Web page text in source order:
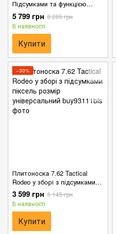
Підсумками та функцією
швидкого скидання +
Подарунок шеврон і карабін
мультикам
5 799 грн 8 285 грн
В наявності
Купити
−30%
Плитоноска 7.62 Tactical
Rodeo у зборі з підсумками
піксель розмір універсальний
3 599 грн 5 145 грн
В наявності
Купити